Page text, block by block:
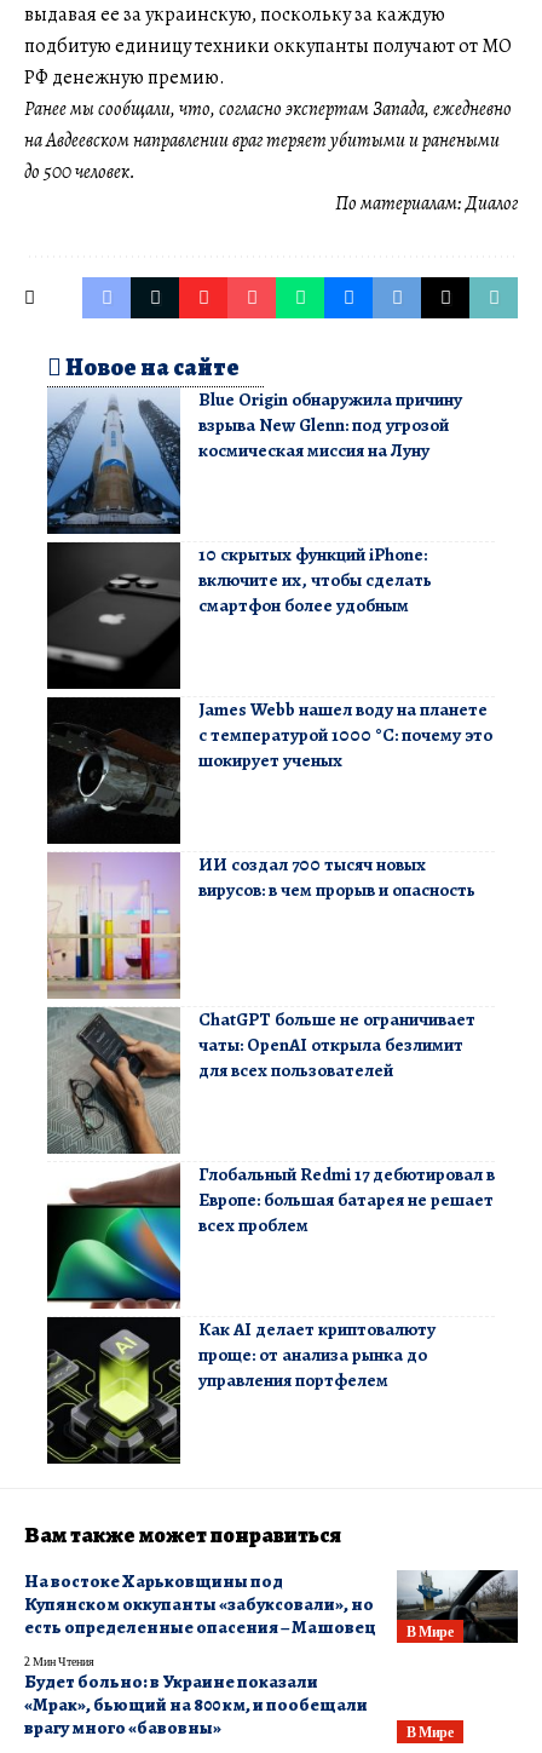
выдавая ее за украинскую, поскольку за каждую
подбитую единицу техники оккупанты получают от МО
РФ денежную премию.
Ранее мы сообщали, что, согласно экспертам Запада, ежедневно
на Авдеевском направлении враг теряет убитыми и ранеными
до 500 человек.
По материалам:Диалог
Новое на сайте
Blue Origin обнаружила причину
взрыва New Glenn: под угрозой
космическая миссия на Луну
10 скрытых функций iPhone:
включите их, чтобы сделать
смартфон более удобным
James Webb нашел воду на планете
с температурой 1000 °C: почему это
шокирует ученых
ИИ создал 700 тысяч новых
вирусов: в чем прорыв и опасность
ChatGPT больше не ограничивает
чаты: OpenAI открыла безлимит
для всех пользователей
Глобальный Redmi 17 дебютировал в
Европе: большая батарея не решает
всех проблем
Как AI делает криптовалюту
проще: от анализа рынка до
управления портфелем
Вам также может понравиться
В Мире
На востоке Харьковщины под
Купянском оккупанты «забуксовали», но
есть определенные опасения – Машовец
2 Мин Чтения
В Мире
​Будет больно: в Украине показали
«Мрак», бьющий на 800 км, и пообещали
врагу много «бавовны»